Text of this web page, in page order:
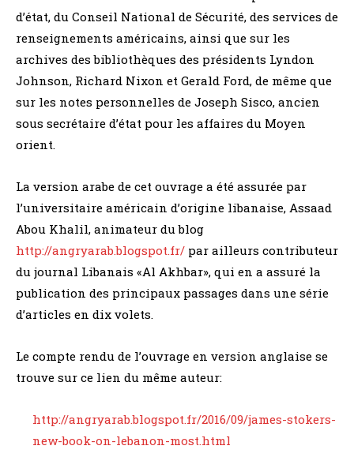
d’état, du Conseil National de Sécurité, des services de
renseignements américains, ainsi que sur les
archives des bibliothèques des présidents Lyndon
Johnson, Richard Nixon et Gerald Ford, de même que
sur les notes personnelles de Joseph Sisco, ancien
sous secrétaire d’état pour les affaires du Moyen
orient.
La version arabe de cet ouvrage a été assurée par
l’universitaire américain d’origine libanaise, Assaad
Abou Khalil, animateur du blog
http://angryarab.blogspot.fr/ par ailleurs contributeur
du journal Libanais «Al Akhbar», qui en a assuré la
publication des principaux passages dans une série
d’articles en dix volets.
Le compte rendu de l’ouvrage en version anglaise se
trouve sur ce lien du même auteur:
http://angryarab.blogspot.fr/2016/09/james-stokers-
new-book-on-lebanon-most.html